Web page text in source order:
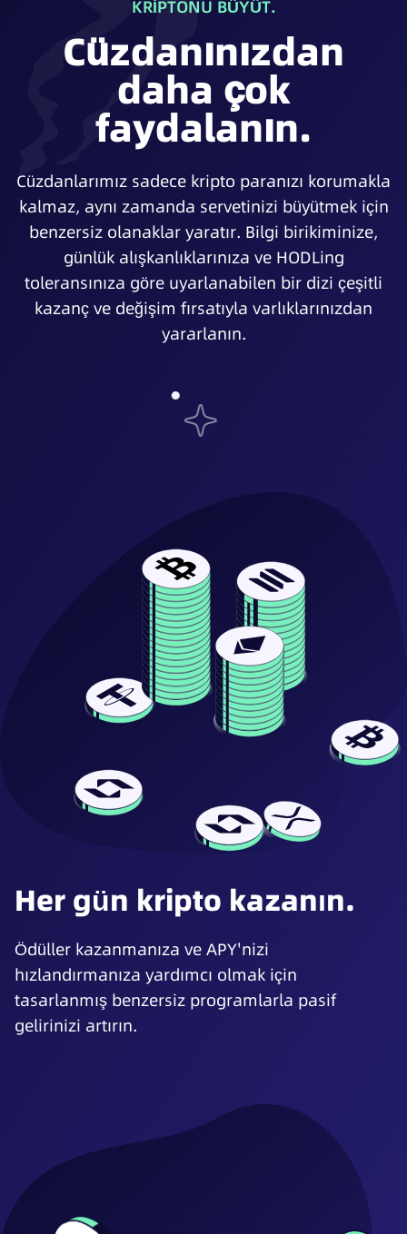
KRİPTONU BÜYÜT.
Cüzdanınızdan
daha çok
faydalanın.
Cüzdanlarımız sadece kripto paranızı korumakla
kalmaz, aynı zamanda servetinizi büyütmek için
benzersiz olanaklar yaratır. Bilgi birikiminize,
günlük alışkanlıklarınıza ve HODLing
toleransınıza göre uyarlanabilen bir dizi çeşitli
kazanç ve değişim fırsatıyla varlıklarınızdan
yararlanın.
Her gün kripto kazanın.
Ödüller kazanmanıza ve APY'nizi
hızlandırmanıza yardımcı olmak için
tasarlanmış benzersiz programlarla pasif
gelirinizi artırın.